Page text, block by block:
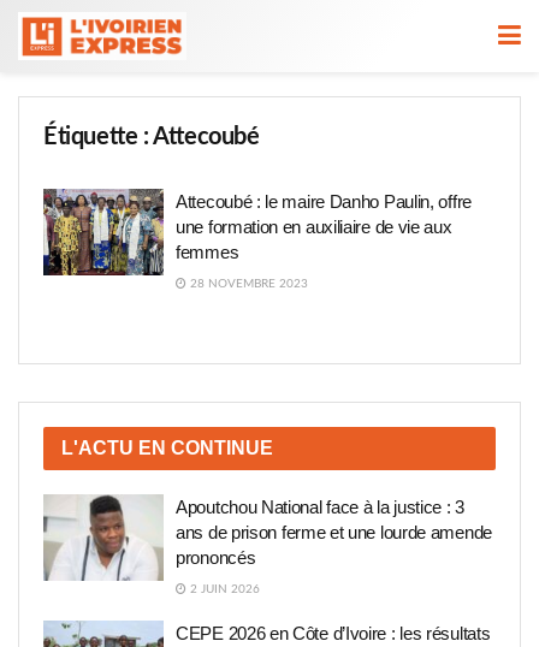
Étiquette :Attecoubé
Attecoubé : le maire Danho Paulin, offre
une formation en auxiliaire de vie aux
femmes
28 NOVEMBRE 2023
L'ACTU EN CONTINUE
Apoutchou National face à la justice : 3
ans de prison ferme et une lourde amende
prononcés
2 JUIN 2026
CEPE 2026 en Côte d’Ivoire : les résultats